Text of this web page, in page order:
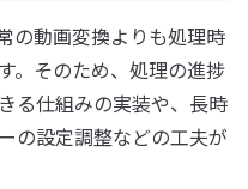
の動画変換よりも処理時
。そのため、処理の進捗
る仕組みの実装や、長時
の設定調整などの工夫が